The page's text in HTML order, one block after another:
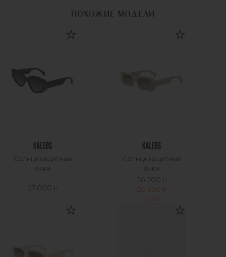
ПОХОЖИЕ МОДЕЛИ
Солнцезащитные
очки
27 000 ₽
Солнцезащитные
очки
26 200 ₽
20 950 ₽
20 %